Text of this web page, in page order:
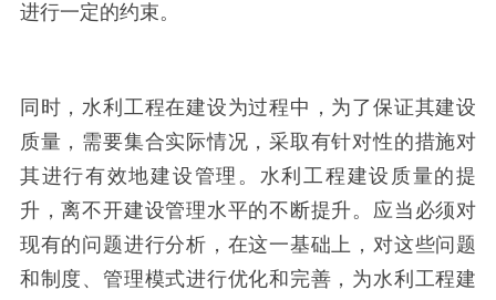
进行一定的约束。
同时，水利工程在建设为过程中，为了保证其建设
质量，需要集合实际情况，采取有针对性的措施对
其进行有效地建设管理。水利工程建设质量的提
升，离不开建设管理水平的不断提升。应当必须对
现有的问题进行分析，在这一基础上，对这些问题
和制度、管理模式进行优化和完善，为水利工程建